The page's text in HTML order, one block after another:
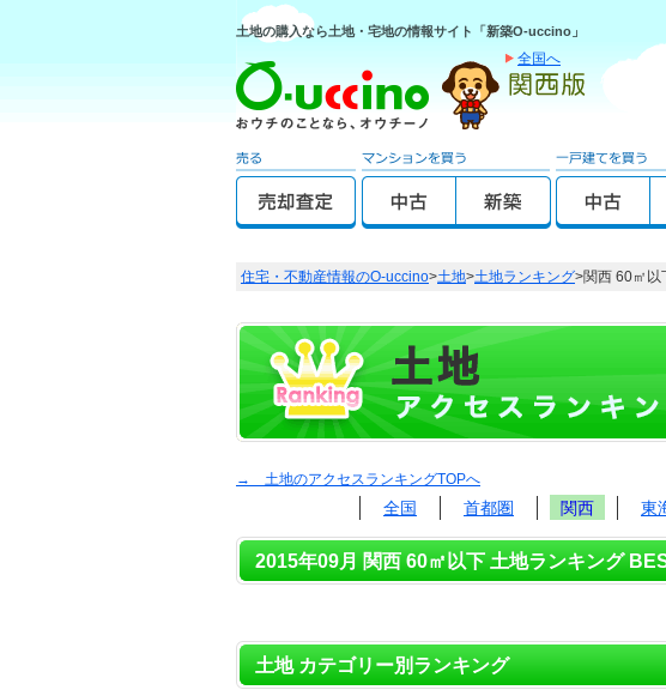
土地の購入なら土地・宅地の情報サイト「新築O-uccino」
全国へ
住宅・不動産情報のO-uccino>土地>土地ランキング>関西 60㎡以
→ 土地のアクセスランキングTOPへ
全国 首都圏 関西 東
2015年09月 関西 60㎡以下 土地ランキング
土地 カテゴリー別ランキング